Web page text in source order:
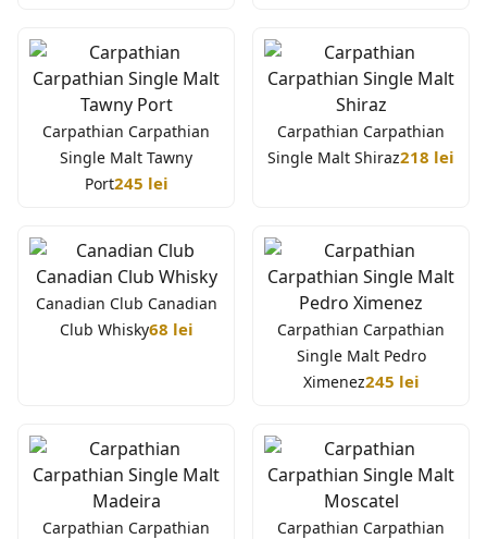
Carpathian Carpathian
Single Malt Tawny
Port245 lei
Carpathian Carpathian
Single Malt Shiraz218 lei
Canadian Club Canadian
Club Whisky68 lei
Carpathian Carpathian
Single Malt Pedro
Ximenez245 lei
Carpathian Carpathian
Carpathian Carpathian